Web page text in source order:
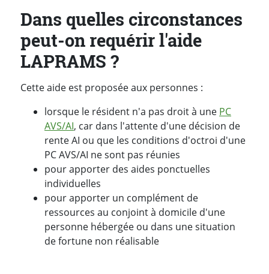
Dans quelles circonstances
peut-on requérir l'aide
LAPRAMS ?
Cette aide est proposée aux personnes :
lorsque le résident n'a pas droit à une PC
AVS/AI, car dans l'attente d'une décision de
rente AI ou que les conditions d'octroi d'une
PC AVS/AI ne sont pas réunies
pour apporter des aides ponctuelles
individuelles
pour apporter un complément de
ressources au conjoint à domicile d'une
personne hébergée ou dans une situation
de fortune non réalisable